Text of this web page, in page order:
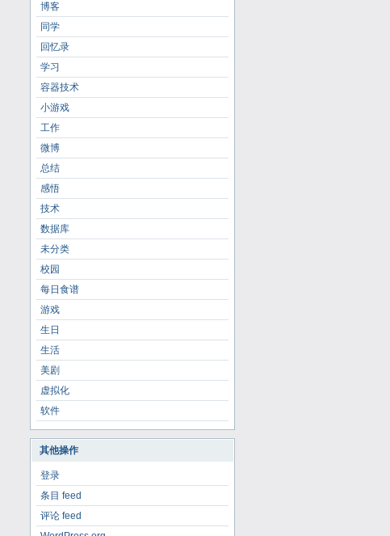
博客
同学
回忆录
学习
容器技术
小游戏
工作
微博
总结
感悟
技术
数据库
未分类
校园
每日食谱
游戏
生日
生活
美剧
虚拟化
软件
其他操作
登录
条目 feed
评论 feed